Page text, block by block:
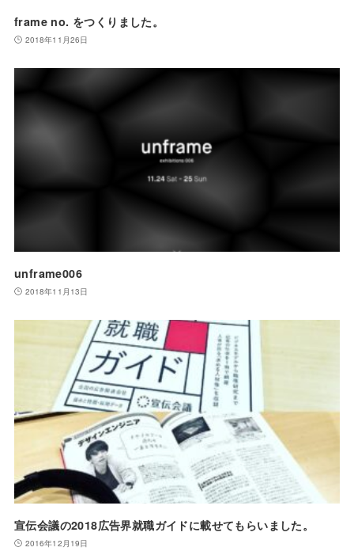
frame no. をつくりました。
2018年11月26日
unframe006
2018年11月13日
宣伝会議の2018広告界就職ガイドに載せてもらいました。
2016年12月19日